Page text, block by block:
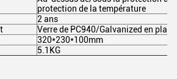
protection de la température
2 ans
Verre de PC940/Galvanized en
320*230*100mm
5.1KG